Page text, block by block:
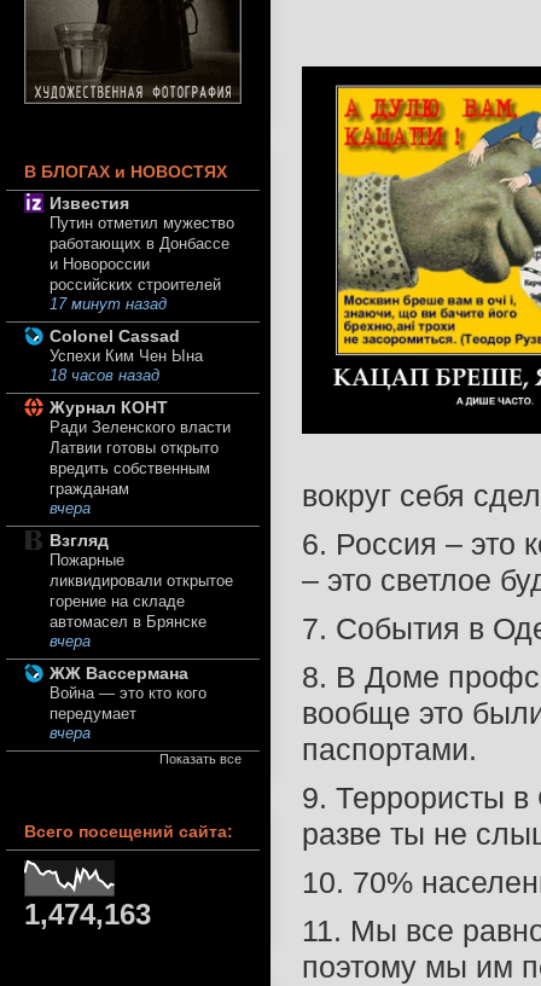
вокруг себя
6. Россия – это
– это светлое
7. События в
8. В Доме
вообще это
паспортами.
9. Террористы
разве ты не
10. 70%
11. Мы все
поэтому мы им
В БЛОГАХ и НОВОСТЯХ
Известия
Путин отметил мужество
работающих в Донбассе
и Новороссии
российских строителей
17 минут назад
Colonel Cassad
Успехи Ким Чен Ына
18 часов назад
Журнал КОНТ
Ради Зеленского власти
Латвии готовы открыто
вредить собственным
гражданам
вчера
Взгляд
Пожарные
ликвидировали открытое
горение на складе
автомасел в Брянске
вчера
ЖЖ Вассермана
Война — это кто кого
передумает
вчера
Показать все
Всего посещений сайта:
1,474,163